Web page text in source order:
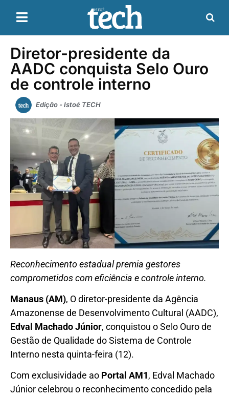
Diretor-presidente da
AADC conquista Selo Ouro
de controle interno
Edição - Istoé TECH
Reconhecimento estadual premia gestores
comprometidos com eficiência e controle interno.
Manaus (AM), O diretor-presidente da Agência
Amazonense de Desenvolvimento Cultural (AADC),
Edval Machado Júnior, conquistou o Selo Ouro de
Gestão de Qualidade do Sistema de Controle
Interno nesta quinta-feira (12).
Com exclusividade ao Portal AM1, Edval Machado
Júnior celebrou o reconhecimento concedido pela